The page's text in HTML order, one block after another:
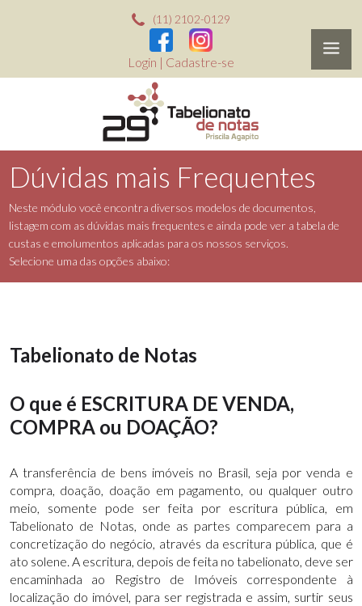
(11) 2102-0129
Login | Cadastre-se
Dúvidas mais Frequentes
Neste módulo você encontra diversos modelos de documentos,
listagem com as dúvidas mais frequentes e ainda pode ver a tabela de
custas e emolumentos aplicadas para os nossos serviços.
Selecione uma das opções abaixo:
Tabelionato de Notas
O que é ESCRITURA DE VENDA,
COMPRA ou DOAÇÃO?
A transferência de bens imóveis no Brasil, seja por venda e
compra, doação, doação em pagamento, ou qualquer outro
meio, somente pode ser feita por escritura pública, em
Tabelionato de Notas, onde as partes comparecem para a
concretização do negócio, através da escritura pública, que é
ato solene. A escritura, depois de feita no tabelionato, deve ser
encaminhada ao Registro de Imóveis correspondente à
localização do imóvel, para ser registrada e assim, surtir seus